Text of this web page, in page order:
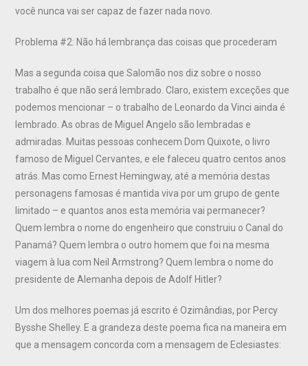
você nunca vai ser capaz de fazer nada novo.
Problema #2: Não há lembrança das coisas que procederam
Mas a segunda coisa que Salomão nos diz sobre o nosso
trabalho é que não será lembrado. Claro, existem exceções que
podemos mencionar – o trabalho de Leonardo da Vinci ainda é
lembrado. As obras de Miguel Angelo são lembradas e
admiradas. Muitas pessoas conhecem Dom Quixote, o livro
famoso de Miguel Cervantes, e ele faleceu quatro centos anos
atrás. Mas como Ernest Hemingway, até a memória destas
personagens famosas é mantida viva por um grupo de gente
limitado – e quantos anos esta memória vai permanecer?
Quem lembra o nome do engenheiro que construiu o Canal do
Panamá? Quem lembra o outro homem que foi na mesma
viagem à lua com Neil Armstrong? Quem lembra o nome do
presidente de Alemanha depois de Adolf Hitler?
Um dos melhores poemas já escrito é Ozimândias, por Percy
Bysshe Shelley. E a grandeza deste poema fica na maneira em
que a mensagem concorda com a mensagem de Eclesiastes: